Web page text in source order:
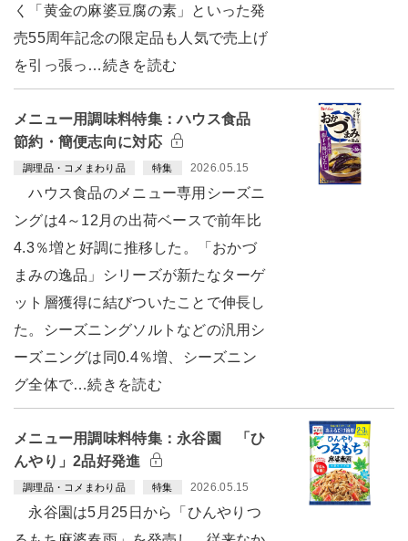
く「黄金の麻婆豆腐の素」といった発
売55周年記念の限定品も人気で売上げ
を引っ張っ…続きを読む
メニュー用調味料特集：ハウス食品
節約・簡便志向に対応
調理品・コメまわり品 特集 2026.05.15
ハウス食品のメニュー専用シーズニ
ングは4～12月の出荷ベースで前年比
4.3％増と好調に推移した。「おかづ
まみの逸品」シリーズが新たなターゲ
ット層獲得に結びついたことで伸長し
た。シーズニングソルトなどの汎用シ
ーズニングは同0.4％増、シーズニン
グ全体で…続きを読む
メニュー用調味料特集：永谷園 「ひ
んやり」2品好発進
調理品・コメまわり品 特集 2026.05.15
永谷園は5月25日から「ひんやりつ